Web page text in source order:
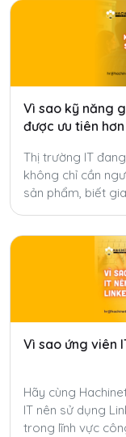
Vì sao kỹ năng
được ưu tiên
Thị trường IT
không chỉ cần
sản phẩm, biết
Vì sao ứng viên
Hãy cùng
IT nên sử dụng
trong lĩnh vực